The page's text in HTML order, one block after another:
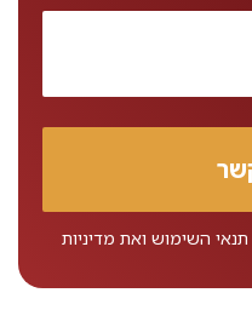
תנאי השימוש ואת מדיניות